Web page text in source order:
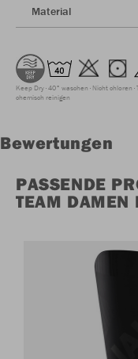
Material
Keep Dry 40° waschen Nicht chloren
chemisch reinigen
Bewertungen
PASSENDE
TEAM DAMEN